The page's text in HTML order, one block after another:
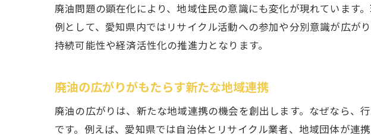
廃油資源化
廃油再利用
廃油回収活
廃油問題の顕在化により、地域住民の意識にも変化が現れています
例として、愛知県内ではリサイクル活動への参加や分別意識が広が
持続可能性や経済活性化の推進力となります。
廃油の広がりがもたらす新たな地域連携
廃油の広がりは、新たな地域連携の機会を創出します。なぜなら、
です。例えば、愛知県では自治体とリサイクル業者、地域団体が連